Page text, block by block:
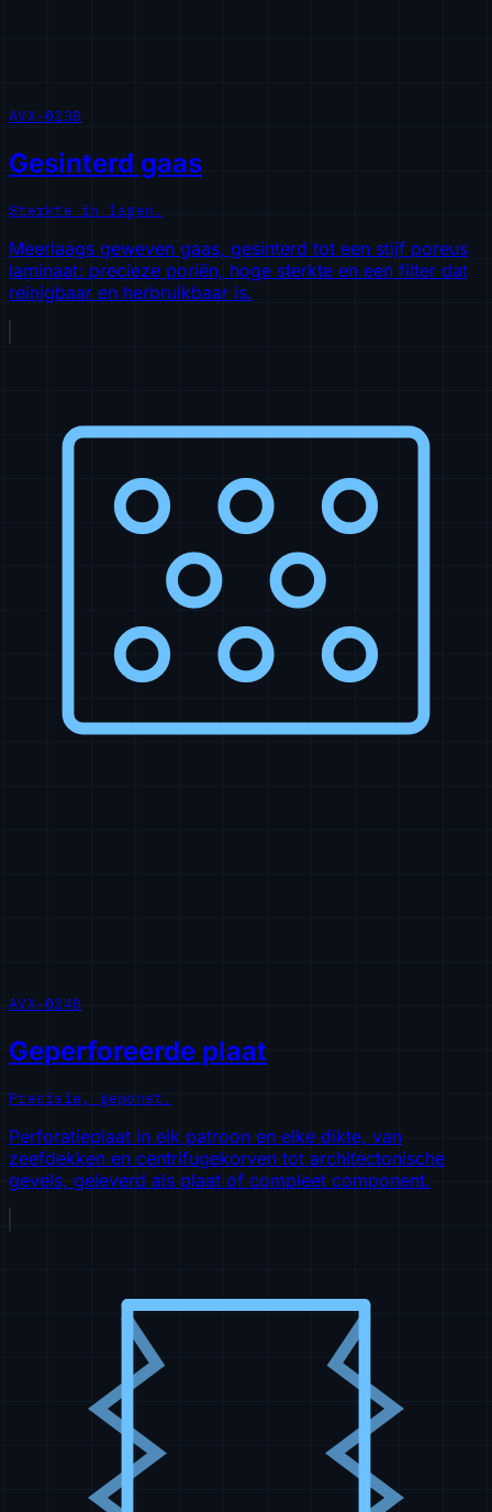
AVX-0230
Gesinterd gaas
Sterkte in lagen.
Meerlaags geweven gaas, gesinterd tot een stijf poreus
laminaat: precieze poriën, hoge sterkte en een filter dat
reinigbaar en herbruikbaar is.
AVX-0240
Geperforeerde plaat
Precisie, geponst.
Perforatieplaat in elk patroon en elke dikte, van
zeefdekken en centrifugekorven tot architectonische
gevels, geleverd als plaat of compleet component.